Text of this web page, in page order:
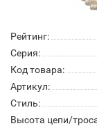
Рейтинг:
Серия:
Код товара:
Артикул:
Стиль:
Высота цепи/